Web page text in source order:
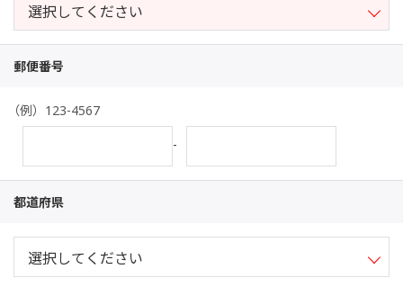
郵便番号
（例）123-4567
-
都道府県